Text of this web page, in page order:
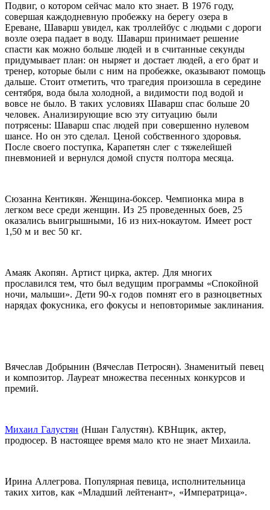
Подвиг, о котором сейчас мало кто знает. В 1976 году,
совершая каждодневную пробежку на берегу озера в
Ереване, Шаварш увидел, как троллейбус с людьми с дороги
возле озера падает в воду. Шаварш принимает решение
спасти как можно больше людей и в считанные секунды
придумывает план: он ныряет и достает людей, а его брат и
тренер, которые были с ним на пробежке, оказывают помощь
дальше. Стоит отметить, что трагедия произошла в середине
сентября, вода была холодной, а видимости под водой и
вовсе не было. В таких условиях Шаварш спас больше 20
человек. Анализирующие всю эту ситуацию были
потрясены: Шаварш спас людей при совершенно нулевом
шансе. Но он это сделал. Ценой собственного здоровья.
После своего поступка, Карапетян слег с тяжелейшей
пневмонией и вернулся домой спустя полтора месяца.
Сюзанна Кентикян. Женщина-боксер. Чемпионка мира в
легком весе среди женщин. Из 25 проведенных боев, 25
оказались выигрышными, 16 из них-нокаутом. Имеет рост
1,50 м и вес 50 кг.
Амаяк Акопян. Артист цирка, актер. Для многих
прославился тем, что был ведущим программы «Спокойной
ночи, малыши». Дети 90-х годов помнят его в разноцветных
нарядах фокусника, его фокусы и неповторимые заклинания.
Вячеслав Добрынин (Вячеслав Петросян). Знаменитый певец
и композитор. Лауреат множества песенных конкурсов и
премий.
Михаил Галустян (Ншан Галустян). КВНщик, актер,
продюсер. В настоящее время мало кто не знает Михаила.
Ирина Аллегрова. Популярная певица, исполнительница
таких хитов, как «Младший лейтенант», «Императрица».